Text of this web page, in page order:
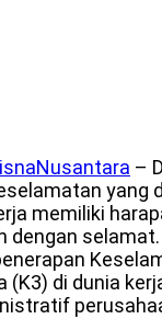
–
yang
memiliki
dengan
(K3) di dunia